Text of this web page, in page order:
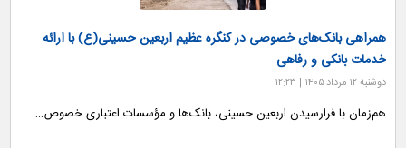
همراهی بانک‌های خصوصی در کنگره عظیم اربعین حسینی(ع) با ارائه
خدمات بانکی و رفاهی
دوشنبه ۱۲ مرداد ۱۴۰۵ | ۱۲:۲۳
هم‌زمان با فرارسیدن اربعین حسینی، بانک‌ها و مؤسسات اعتباری خصوص…